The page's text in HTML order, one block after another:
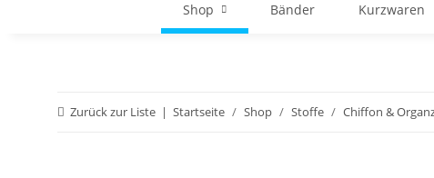
Shop Bänder Kurzwaren
Zurück zur Liste Startseite Shop Stoffe Chiffon &